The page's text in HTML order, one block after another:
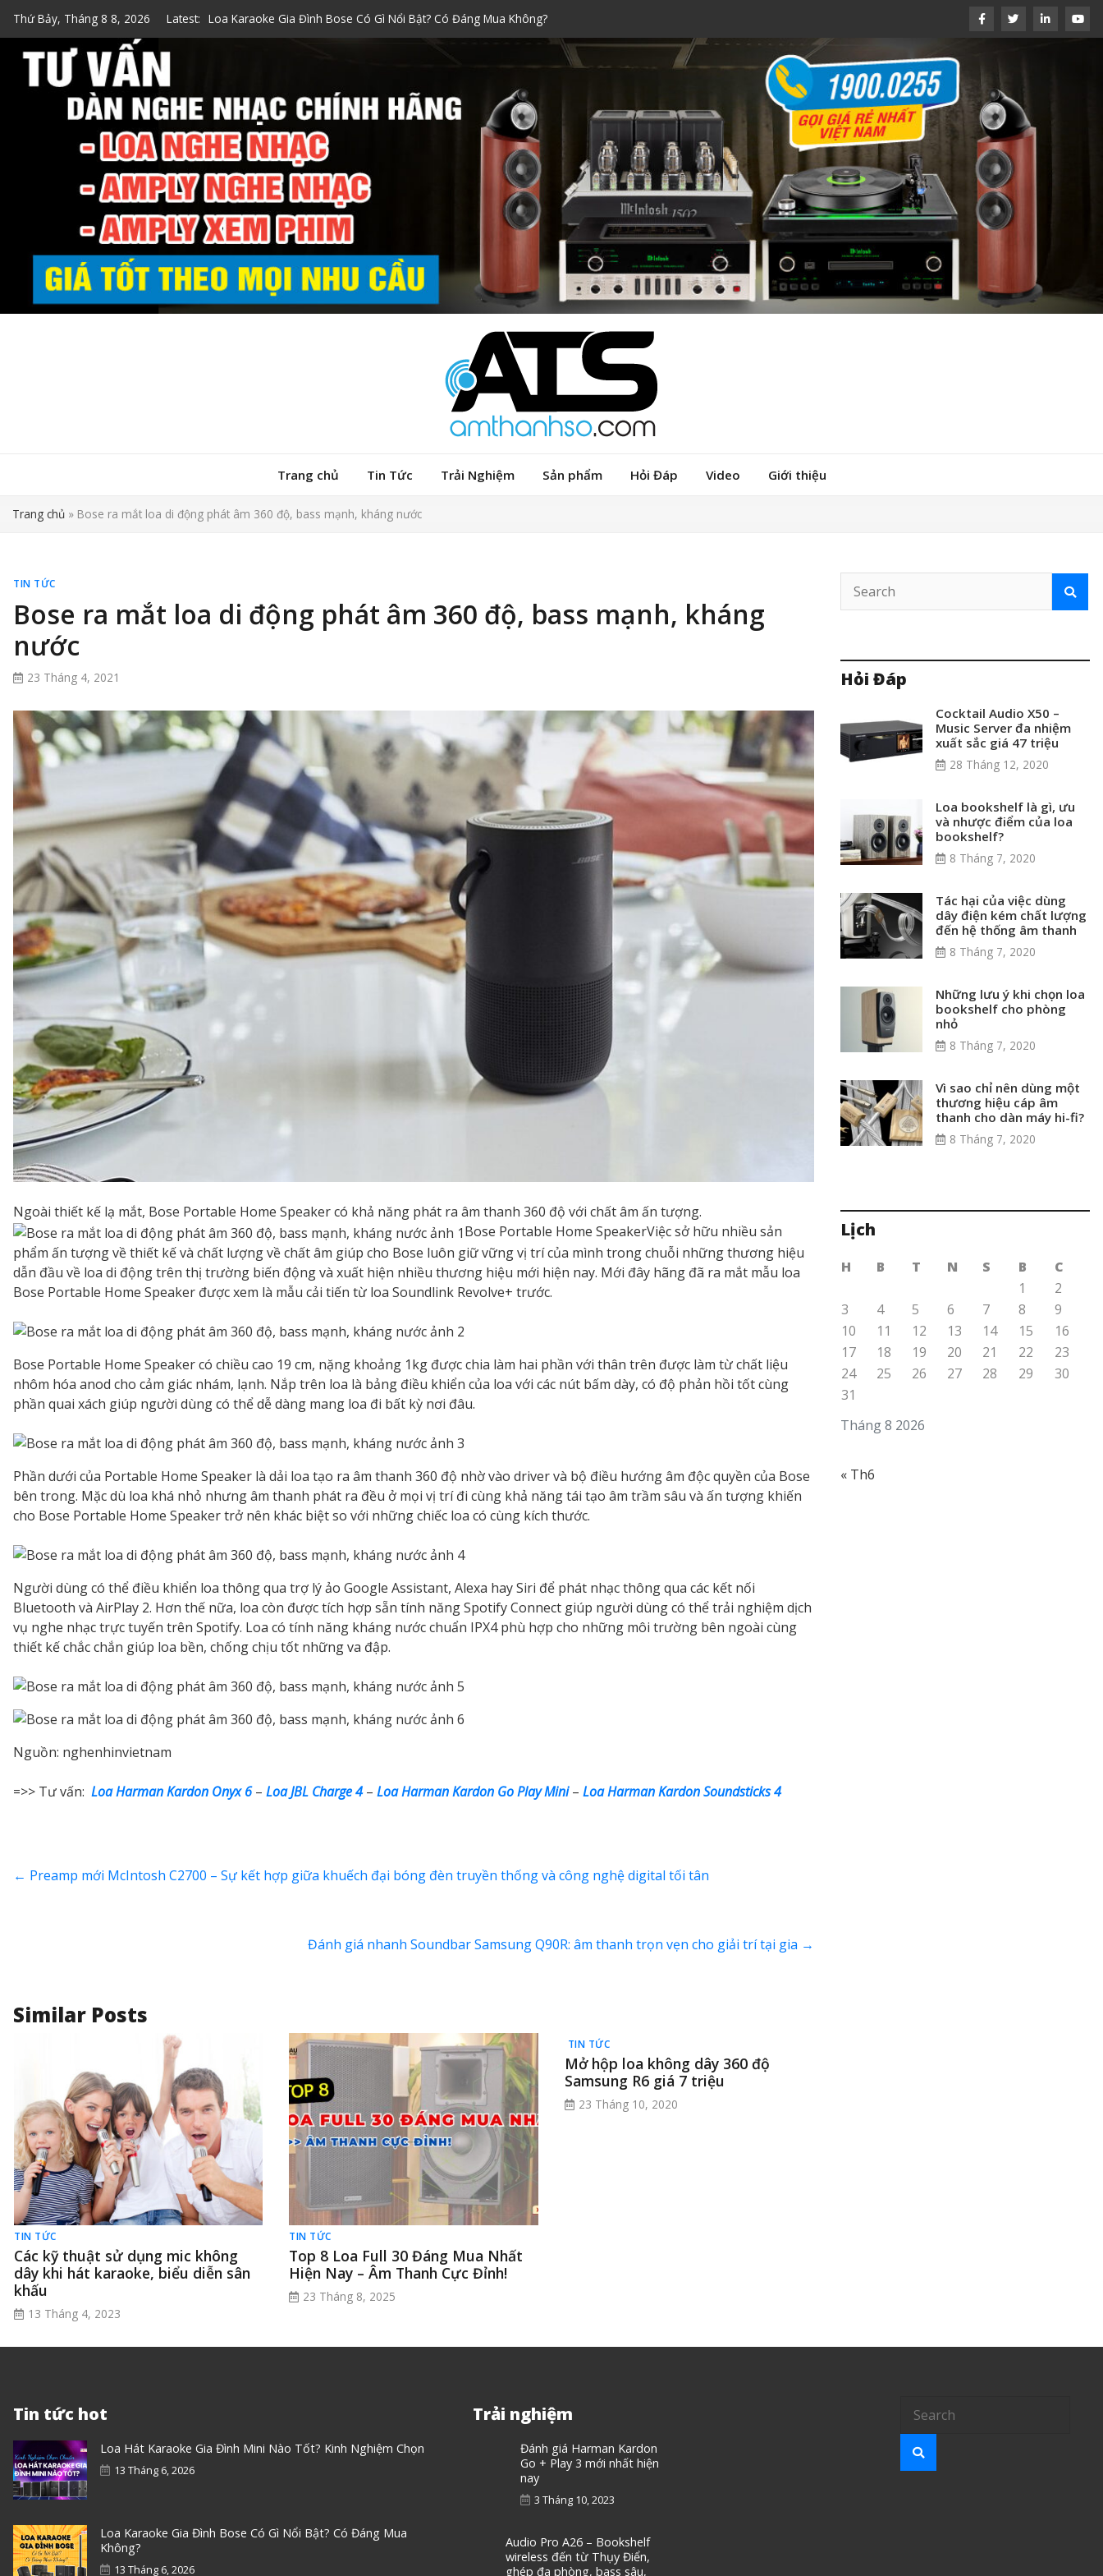
content
Thứ Bảy, Tháng 8 8, 2026 Latest:
Top 7 Loa Karaoke Gia Đình Xách Tay Được Ưa Chuộng Nhất!
Loa Hát Karaoke Gia Đình Mini Nào Tốt? Kinh Nghiệm Chọn
Trang chủ Tin Tức Trải Nghiệm Sản phẩm Hỏi Đáp Video Giới thiệu
Trang chủ » Bose ra mắt loa di động phát âm 360 độ, bass mạnh, kháng nước
TIN TỨC
Bose ra mắt loa di động phát âm 360 độ, bass mạnh, kháng
nước
23 Tháng 4, 2021
Ngoài thiết kế lạ mắt, Bose Portable Home Speaker có khả năng phát ra âm thanh 360 độ với chất âm ấn tượng.
Bose Portable Home SpeakerViệc sở hữu nhiều sản
phẩm ấn tượng về thiết kế và chất lượng về chất âm giúp cho Bose luôn giữ vững vị trí của mình trong chuỗi những thương hiệu
dẫn đầu về loa di động trên thị trường biến động và xuất hiện nhiều thương hiệu mới hiện nay. Mới đây hãng đã ra mắt mẫu loa
Bose Portable Home Speaker được xem là mẫu cải tiến từ loa Soundlink Revolve+ trước.
Bose Portable Home Speaker có chiều cao 19 cm, nặng khoảng 1kg được chia làm hai phần với thân trên được làm từ chất liệu
nhôm hóa anod cho cảm giác nhám, lạnh. Nắp trên loa là bảng điều khiển của loa với các nút bấm dày, có độ phản hồi tốt cùng
phần quai xách giúp người dùng có thể dễ dàng mang loa đi bất kỳ nơi đâu.
Phần dưới của Portable Home Speaker là dải loa tạo ra âm thanh 360 độ nhờ vào driver và bộ điều hướng âm độc quyền của Bose
bên trong. Mặc dù loa khá nhỏ nhưng âm thanh phát ra đều ở mọi vị trí đi cùng khả năng tái tạo âm trầm sâu và ấn tượng khiến
cho Bose Portable Home Speaker trở nên khác biệt so với những chiếc loa có cùng kích thước.
Người dùng có thể điều khiển loa thông qua trợ lý ảo Google Assistant, Alexa hay Siri để phát nhạc thông qua các kết nối
Bluetooth và AirPlay 2. Hơn thế nữa, loa còn được tích hợp sẵn tính năng Spotify Connect giúp người dùng có thể trải nghiệm dịch
vụ nghe nhạc trực tuyến trên Spotify. Loa có tính năng kháng nước chuẩn IPX4 phù hợp cho những môi trường bên ngoài cùng
thiết kế chắc chắn giúp loa bền, chống chịu tốt những va đập.
Nguồn: nghenhinvietnam
=>> Tư vấn: Loa Harman Kardon Onyx 6– Loa JBL Charge 4– Loa Harman Kardon Go Play Mini– Loa Harman Kardon Soundsticks 4
← Preamp mới McIntosh C2700 – Sự kết hợp giữa khuếch đại bóng đèn truyền thống và công nghệ digital tối tân
Đánh giá nhanh Soundbar Samsung Q90R: âm thanh trọn vẹn cho giải trí tại gia →
Similar Posts
TIN TỨC
Các kỹ thuật sử dụng mic không
dây khi hát karaoke, biểu diễn sân
khấu
13 Tháng 4, 2023
TIN TỨC
Top 8 Loa Full 30 Đáng Mua Nhất
Hiện Nay – Âm Thanh Cực Đỉnh!
23 Tháng 8, 2025
TIN TỨC
Mở hộp loa không dây 360 độ
Samsung R6 giá 7 triệu
23 Tháng 10, 2020
Hỏi Đáp
Cocktail Audio X50 –
Music Server đa nhiệm
xuất sắc giá 47 triệu
28 Tháng 12, 2020
Loa bookshelf là gì, ưu
và nhược điểm của loa
bookshelf?
8 Tháng 7, 2020
Tác hại của việc dùng
dây điện kém chất lượng
đến hệ thống âm thanh
8 Tháng 7, 2020
Những lưu ý khi chọn loa
bookshelf cho phòng
nhỏ
8 Tháng 7, 2020
Vì sao chỉ nên dùng một
thương hiệu cáp âm
thanh cho dàn máy hi-fi?
8 Tháng 7, 2020
Lịch
Tháng 8 2026
H B T N S B
C
1
2
3
4 5 6 7 8
9
10
11 12 13 14 15
16
17
18 19 20 21 22
23
24
25 26 27 28 29
30
31
« Th6
Tin tức hot
Loa Hát Karaoke Gia Đình Mini Nào Tốt? Kinh Nghiệm Chọn
13 Tháng 6, 2026
Loa Karaoke Gia Đình Bose Có Gì Nổi Bật? Có Đáng Mua
Không?
13 Tháng 6, 2026
Trải nghiệm
Đánh giá Harman Kardon
Go + Play 3 mới nhất hiện
nay
3 Tháng 10, 2023
Audio Pro A26 – Bookshelf
wireless đến từ Thụy Điển,
ghép đa phòng, bass sâu,